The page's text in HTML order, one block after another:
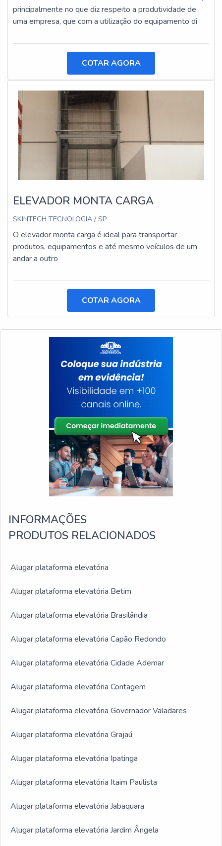
principalmente no que diz respeito a produtividade de
uma empresa, que com a utilização do equipamento di
COTAR AGORA
ELEVADOR MONTA CARGA
SKINTECH TECNOLOGIA / SP
O elevador monta carga é ideal para transportar
produtos, equipamentos e até mesmo veículos de um
andar a outro
COTAR AGORA
INFORMAÇÕES
PRODUTOS RELACIONADOS
Alugar plataforma elevatória
Alugar plataforma elevatória Betim
Alugar plataforma elevatória Brasilândia
Alugar plataforma elevatória Capão Redondo
Alugar plataforma elevatória Cidade Ademar
Alugar plataforma elevatória Contagem
Alugar plataforma elevatória Governador Valadares
Alugar plataforma elevatória Grajaú
Alugar plataforma elevatória Ipatinga
Alugar plataforma elevatória Itaim Paulista
Alugar plataforma elevatória Jabaquara
Alugar plataforma elevatória Jardim Ângela